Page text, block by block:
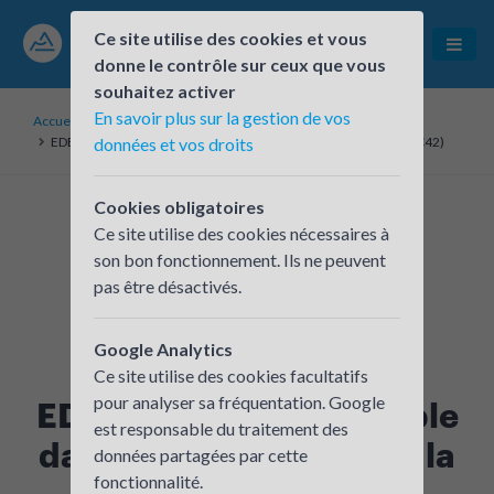
Accueil
Les contacts locaux
EDEL42 - Énergie Durable dans les Entreprises de la Loire (ALEC42)
EDEL42 - Énergie Durable
dans les Entreprises de la
Ce site utilise des cookies et vous
donne le contrôle sur ceux que vous
souhaitez activer
En savoir plus sur la gestion de vos
données et vos droits
Cookies obligatoires
Ce site utilise des cookies nécessaires à
son bon fonctionnement. Ils ne peuvent
pas être désactivés.
Google Analytics
Ce site utilise des cookies facultatifs
pour analyser sa fréquentation. Google
est responsable du traitement des
données partagées par cette
fonctionnalité.